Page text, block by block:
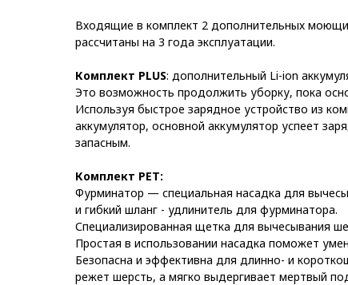
Входящие в комплект 2 дополнительных
расcчитаны на 3 года эксплуатации.
Комплект PLUS: дополнительный Li-ion
Это возможность продолжить уборку, пока
Используя быстрое зарядное устройство из
аккумулятор, основной аккумулятор успеет
запасным.
Комплект PET:
Фурминатор — специальная насадка для
и гибкий шланг - удлинитель для фурминатора.
Специализированная щетка для вычесывания
Простая в использовании насадка поможет
Безопасна и эффективна для длинно- и
режет шерсть, а мягко выдергивает мертвый